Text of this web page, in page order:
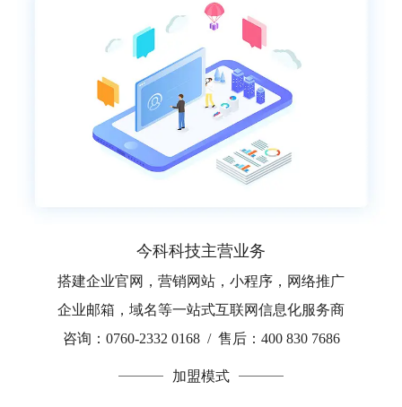
今科科技主营业务
搭建企业官网，营销网站，小程序，网络推广
企业邮箱，域名等一站式互联网信息化服务商
咨询：0760-2332 0168 / 售后：400 830 7686
加盟模式